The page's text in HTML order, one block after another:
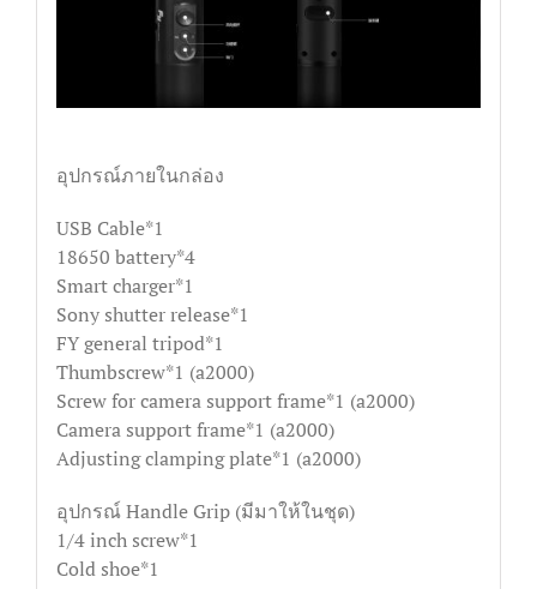
อุปกรณ์ภายในกล่อง
USB Cable*1
18650 battery*4
Smart charger*1
Sony shutter release*1
FY general tripod*1
Thumbscrew*1 (a2000)
Screw for camera support frame*1 (a2000)
Camera support frame*1 (a2000)
Adjusting clamping plate*1 (a2000)
อุปกรณ์ Handle Grip (มีมาให้ในชุด)
1/4 inch screw*1
Cold shoe*1